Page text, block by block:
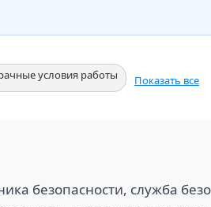
условия работы Показать все
безопасности, служба